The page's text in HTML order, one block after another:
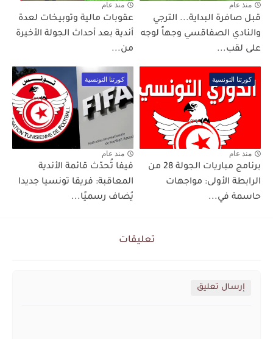
منذ عام
قبل صافرة البداية... الترجي
والنادي الصفاقسي وجهاً لوجه
على لقب...
منذ عام
عقوبات مالية وتوبيخات لعدة
أندية بعد أحداث الجولة الأخيرة
من...
كورتنا التونسية
منذ عام
برنامج مباريات الجولة 28 من
الرابطة الأولى: مواجهات
حاسمة في...
كورتنا التونسية
منذ عام
فيفا تُحدّث قائمة الأندية
المعاقبة: فريقا تونسيا جديدا
يُضاف رسميًا...
تعليقات
إرسال تعليق